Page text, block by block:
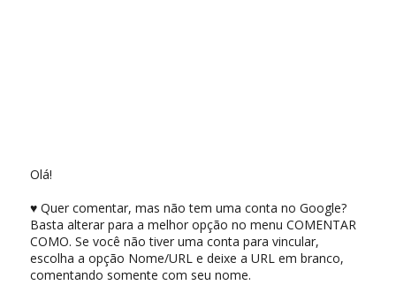
Olá!
♥ Quer comentar, mas não tem uma conta no Google?
Basta alterar para a melhor opção no menu COMENTAR
COMO. Se você não tiver uma conta para vincular,
escolha a opção Nome/URL e deixe a URL em branco,
comentando somente com seu nome.